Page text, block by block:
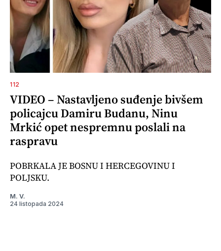
112
VIDEO – Nastavljeno suđenje bivšem
policajcu Damiru Budanu, Ninu
Mrkić opet nespremnu poslali na
raspravu
POBRKALA JE BOSNU I HERCEGOVINU I
POLJSKU.
M. V.
24 listopada 2024